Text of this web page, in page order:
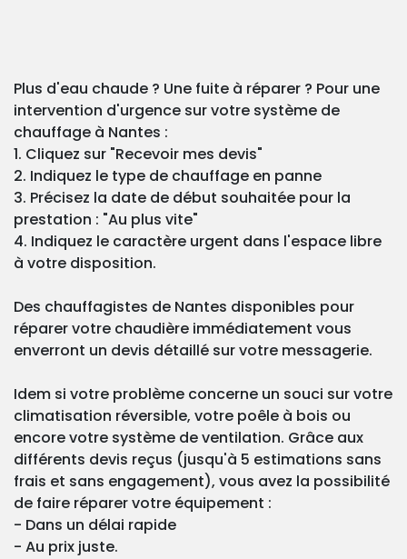
Plus d'eau chaude ? Une fuite à réparer ? Pour une
intervention d'urgence sur votre système de
chauffage à Nantes :
1. Cliquez sur "Recevoir mes devis"
2. Indiquez le type de chauffage en panne
3. Précisez la date de début souhaitée pour la
prestation : "Au plus vite"
4. Indiquez le caractère urgent dans l'espace libre
à votre disposition.
Des chauffagistes de Nantes disponibles pour
réparer votre chaudière immédiatement vous
enverront un devis détaillé sur votre messagerie.
Idem si votre problème concerne un souci sur votre
climatisation réversible, votre poêle à bois ou
encore votre système de ventilation. Grâce aux
différents devis reçus (jusqu'à 5 estimations sans
frais et sans engagement), vous avez la possibilité
de faire réparer votre équipement :
- Dans un délai rapide
- Au prix juste.